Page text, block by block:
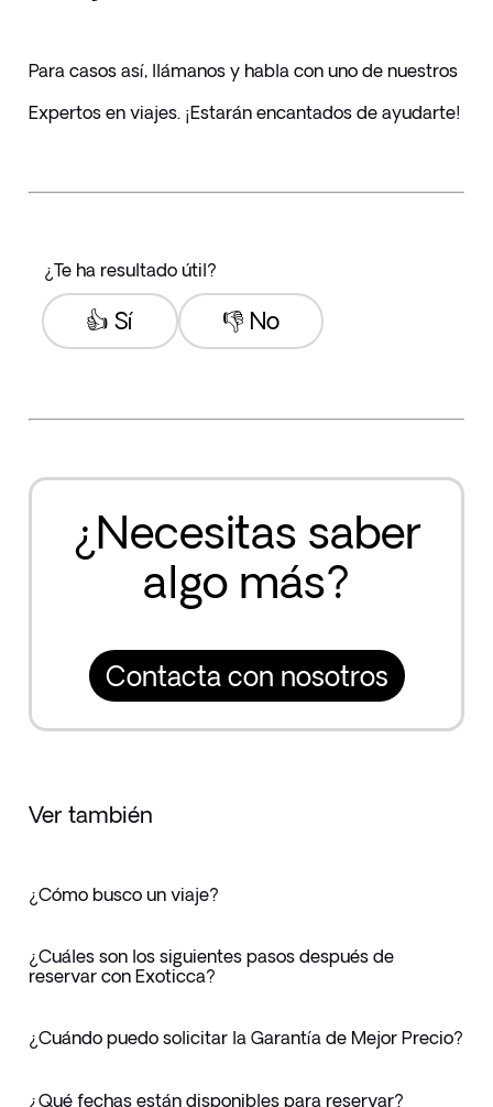
Para casos así, llámanos y habla con uno de nuestros
Expertos en viajes. ¡Estarán encantados de ayudarte!
¿Te ha resultado útil?
👎 No
👍 Sí
¿Necesitas saber
algo más?
Contacta con nosotros
Ver también
¿Cómo busco un viaje?
¿Cuáles son los siguientes pasos después de
reservar con Exoticca?
¿Cuándo puedo solicitar la Garantía de Mejor Precio?
¿Qué fechas están disponibles para reservar?